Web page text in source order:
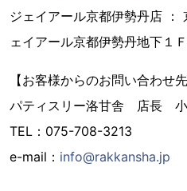
ジェイアール京都伊勢丹店 ：
ェイアール京都伊勢丹地下１
【お客様からのお問い合わせ先
パティスリー洛甘舎 店長 小
TEL：075-708-3213
e-mail： info@rakkansha.jp